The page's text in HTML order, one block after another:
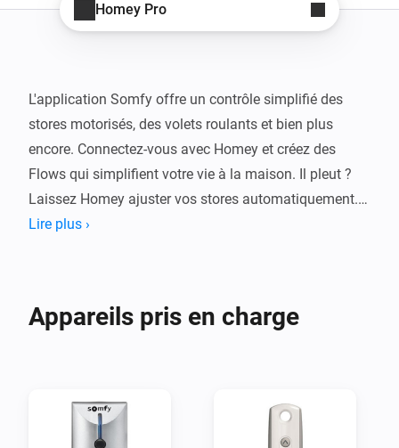
Homey Pro
L'application Somfy offre un contrôle simplifié des
stores motorisés, des volets roulants et bien plus
encore. Connectez-vous avec Homey et créez des
Flows qui simplifient votre vie à la maison. Il pleut ?
Laissez Homey ajuster vos stores automatiquement.
Vous voulez regarder un film ? Atténuez les lumières et
Lire plus ›
Appareils pris en charge